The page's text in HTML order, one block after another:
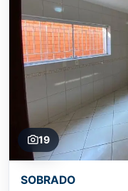
19
SOBRADO